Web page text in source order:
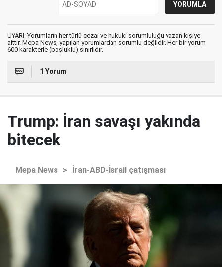
UYARI: Yorumların her türlü cezai ve hukuki sorumluluğu yazan kişiye
aittir. Mepa News, yapılan yorumlardan sorumlu değildir. Her bir yorum
600 karakterle (boşluklu) sınırlıdır.
1 Yorum
Trump: İran savaşı yakında
bitecek
Mepa News > İran-ABD-İsrail çatışması